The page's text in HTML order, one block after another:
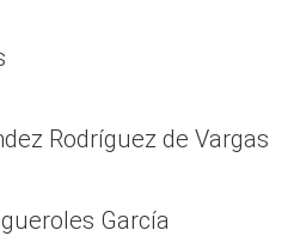
Rodríguez de Vargas
García